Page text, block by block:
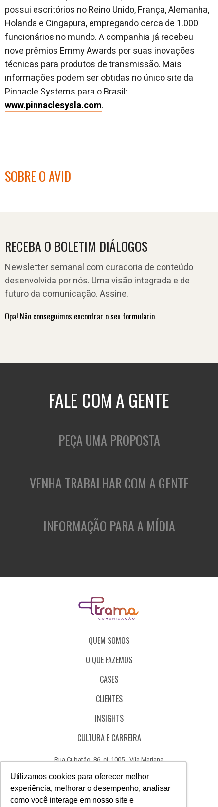
Utilizamos cookies para oferecer melhor
experiência, melhorar o desempenho, analisar
como você interage em nosso site e
possui escritórios no Reino Unido, França, Alemanha,
Holanda e Cingapura, empregando cerca de 1.000
funcionários no mundo. A companhia já recebeu
nove prêmios Emmy Awards por suas inovações
técnicas para produtos de transmissão. Mais
informações podem ser obtidas no único site da
Pinnacle Systems para o Brasil:
www.pinnaclesysla.com.
SOBRE O AVID
RECEBA O BOLETIM DIÁLOGOS
Newsletter semanal com curadoria de conteúdo
desenvolvida por nós. Uma visão integrada e de
futuro da comunicação. Assine.
Opa! Não conseguimos encontrar o seu formulário.
FALE COM A GENTE
PEÇA UMA PROPOSTA
VENHA TRABALHAR COM A GENTE
INFORMAÇÃO PARA A MÍDIA
QUEM SOMOS
O QUE FAZEMOS
CASES
CLIENTES
INSIGHTS
CULTURA E CARREIRA
Rua Cubatão, 86, cj. 1005 - Vila Mariana
CÓDIGO DE ÉTICA